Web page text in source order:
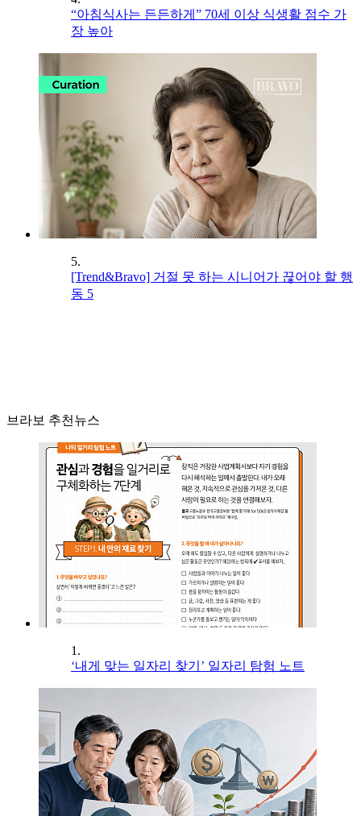
“아침식사는 든든하게” 70세 이상 식생활 점수 가
장 높아
5.
[Trend&Bravo] 거절 못 하는 시니어가 끊어야 할 행
동 5
브라보 추천뉴스
1.
‘내게 맞는 일자리 찾기’ 일자리 탐험 노트